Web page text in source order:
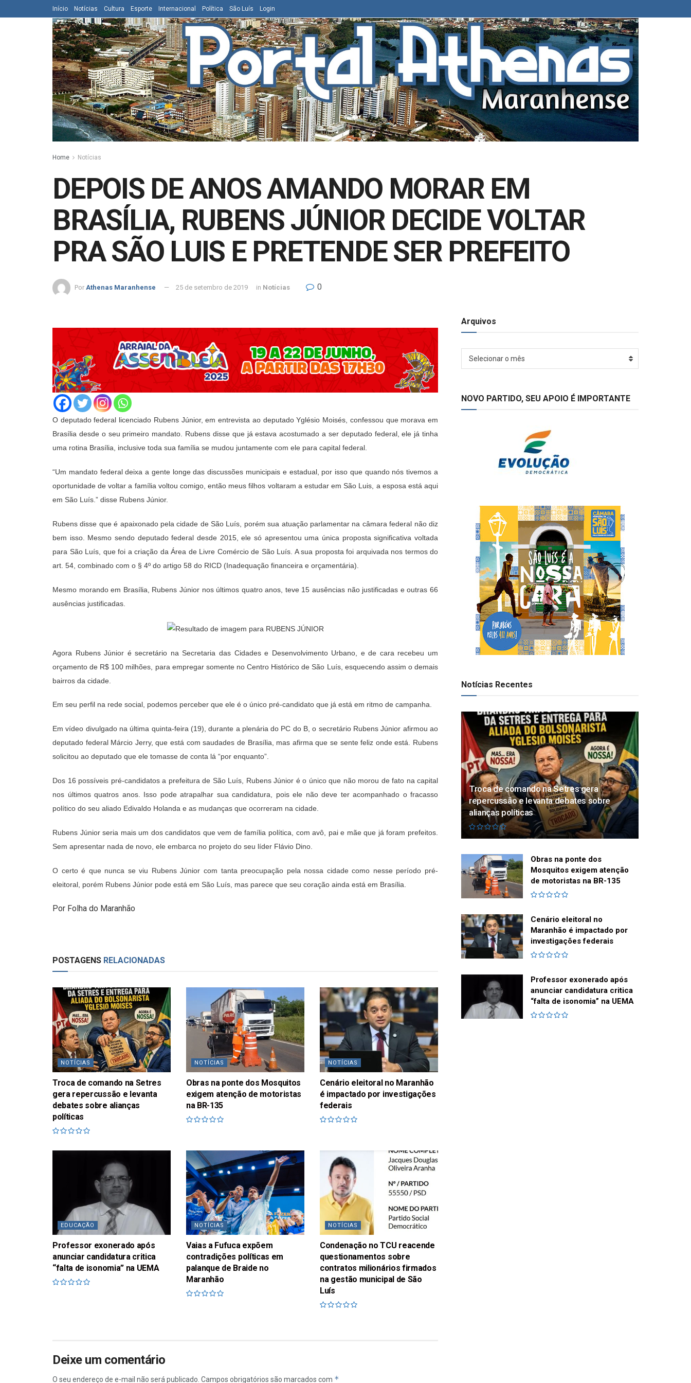
Início Notícias Cultura Esporte Internacional Política São Luís Login
Home Notícias
DEPOIS DE ANOS AMANDO MORAR EM
BRASÍLIA, RUBENS JÚNIOR DECIDE VOLTAR
PRA SÃO LUIS E PRETENDE SER PREFEITO
Por Athenas Maranhense 25 de setembro de 2019 in Notícias 0
O deputado federal licenciado Rubens Júnior, em entrevista ao deputado Yglésio Moisés, confessou que morava em
Brasília desde o seu primeiro mandato. Rubens disse que já estava acostumado a ser deputado federal, ele já tinha
uma rotina Brasília, inclusive toda sua família se mudou juntamente com ele para capital federal.
“Um mandato federal deixa a gente longe das discussões municipais e estadual, por isso que quando nós tivemos a
oportunidade de voltar a família voltou comigo, então meus filhos voltaram a estudar em São Luis, a esposa está aqui
em São Luís.” disse Rubens Júnior.
Rubens disse que é apaixonado pela cidade de São Luís, porém sua atuação parlamentar na câmara federal não diz
bem isso. Mesmo sendo deputado federal desde 2015, ele só apresentou uma única proposta significativa voltada
para São Luís, que foi a criação da Área de Livre Comércio de São Luís. A sua proposta foi arquivada nos termos do
art. 54, combinado com o § 4º do artigo 58 do RICD (Inadequação financeira e orçamentária).
Mesmo morando em Brasília, Rubens Júnior nos últimos quatro anos, teve 15 ausências não justificadas e outras 66
ausências justificadas.
Agora Rubens Júnior é secretário na Secretaria das Cidades e Desenvolvimento Urbano, e de cara recebeu um
orçamento de R$ 100 milhões, para empregar somente no Centro Histórico de São Luís, esquecendo assim o demais
bairros da cidade.
Em seu perfil na rede social, podemos perceber que ele é o único pré-candidato que já está em ritmo de campanha.
Em vídeo divulgado na última quinta-feira (19), durante a plenária do PC do B, o secretário Rubens Júnior afirmou ao
deputado federal Márcio Jerry, que está com saudades de Brasília, mas afirma que se sente feliz onde está. Rubens
solicitou ao deputado que ele tomasse de conta lá “por enquanto”.
Dos 16 possíveis pré-candidatos a prefeitura de São Luís, Rubens Júnior é o único que não morou de fato na capital
nos últimos quatros anos. Isso pode atrapalhar sua candidatura, pois ele não deve ter acompanhado o fracasso
político do seu aliado Edivaldo Holanda e as mudanças que ocorreram na cidade.
Rubens Júnior seria mais um dos candidatos que vem de família política, com avô, pai e mãe que já foram prefeitos.
Sem apresentar nada de novo, ele embarca no projeto do seu líder Flávio Dino.
O certo é que nunca se viu Rubens Júnior com tanta preocupação pela nossa cidade como nesse período pré-
eleitoral, porém Rubens Júnior pode está em São Luís, mas parece que seu coração ainda está em Brasília.
Por Folha do Maranhão
POSTAGENS RELACIONADAS
NOTÍCIAS
Troca de comando na Setres
gera repercussão e levanta
debates sobre alianças
políticas
NOTÍCIAS
Obras na ponte dos Mosquitos
exigem atenção de motoristas
na BR-135
NOTÍCIAS
Cenário eleitoral no Maranhão
é impactado por investigações
federais
EDUCAÇÃO
Professor exonerado após
anunciar candidatura critica
“falta de isonomia” na UEMA
NOTÍCIAS
Vaias a Fufuca expõem
contradições políticas em
palanque de Braide no
Maranhão
NOTÍCIAS
Condenação no TCU reacende
questionamentos sobre
contratos milionários firmados
na gestão municipal de São
Luís
Deixe um comentário
O seu endereço de e-mail não será publicado. Campos obrigatórios são marcados com *
Arquivos
Arquivos
Selecionar o mês
NOVO PARTIDO, SEU APOIO É IMPORTANTE
Notícias Recentes
Troca de comando na Setres gera
repercussão e levanta debates sobre
alianças políticas
Obras na ponte dos
Mosquitos exigem atenção
de motoristas na BR-135
Cenário eleitoral no
Maranhão é impactado por
investigações federais
Professor exonerado após
anunciar candidatura critica
“falta de isonomia” na UEMA